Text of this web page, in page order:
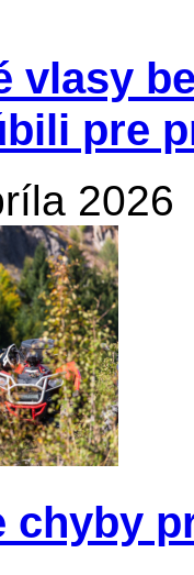
vlasy
pre
2026
chyby